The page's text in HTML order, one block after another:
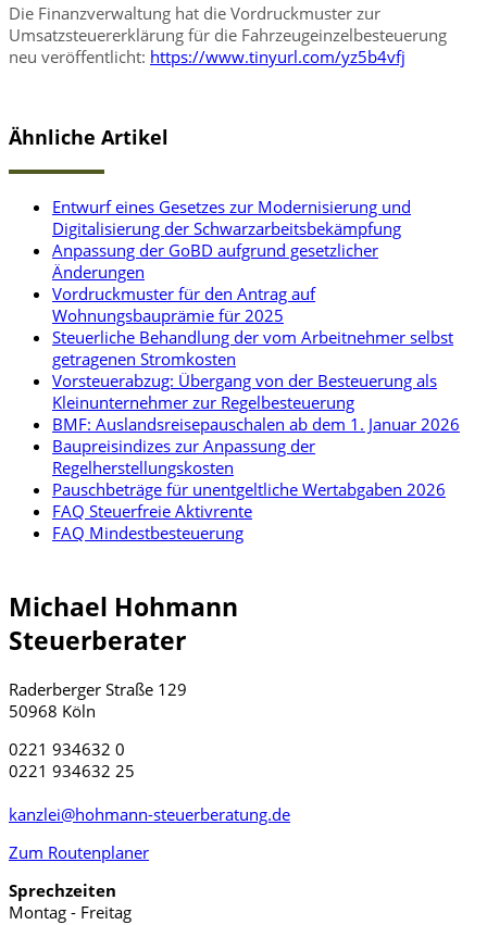
Die Finanzverwaltung hat die Vordruckmuster zur
Umsatzsteuererklärung für die Fahrzeugeinzelbesteuerung
neu veröffentlicht: https://www.tinyurl.com/yz5b4vfj
Ähnliche Artikel
Entwurf eines Gesetzes zur Modernisierung und
Digitalisierung der Schwarzarbeitsbekämpfung
Anpassung der GoBD aufgrund gesetzlicher
Änderungen
Vordruckmuster für den Antrag auf
Wohnungsbauprämie für 2025
Steuerliche Behandlung der vom Arbeitnehmer selbst
getragenen Stromkosten
Vorsteuerabzug: Übergang von der Besteuerung als
Kleinunternehmer zur Regelbesteuerung
BMF: Auslandsreisepauschalen ab dem 1. Januar 2026
Baupreisindizes zur Anpassung der
Regelherstellungskosten
Pauschbeträge für unentgeltliche Wertabgaben 2026
FAQ Steuerfreie Aktivrente
FAQ Mindestbesteuerung
Michael Hohmann
Steuerberater
Raderberger Straße 129
50968 Köln
0221 934632 0
0221 934632 25
kanzlei@hohmann-steuerberatung.de
Zum Routenplaner
Sprechzeiten
Montag - Freitag